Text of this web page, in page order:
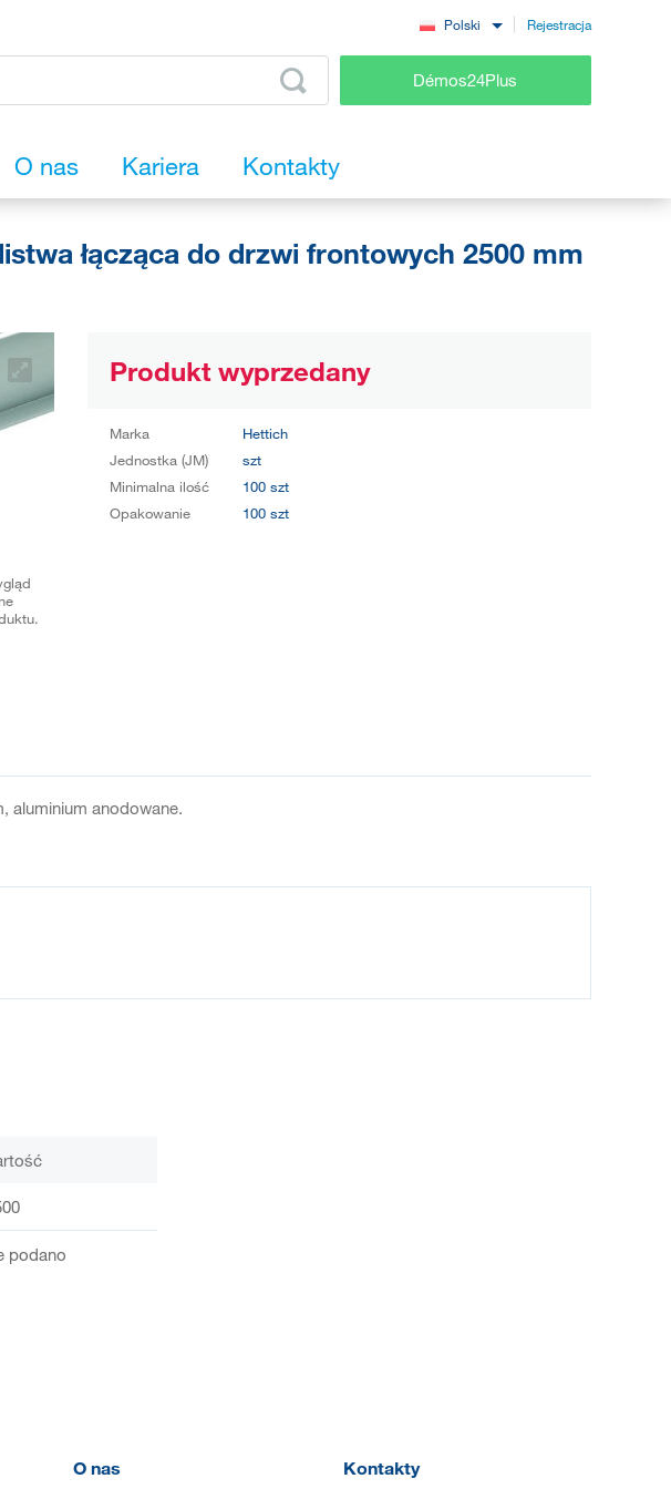
Polski Rejestracja
Démos24Plus
O nas Kariera Kontakty
łącząca do drzwi frontowych 2500 mm
Produkt wyprzedany
Marka
Hettich
Jednostka (JM)
szt
Minimalna ilość
100 szt
Opakowanie
100 szt
aluminium anodowane.
podano
O nas Kontakty